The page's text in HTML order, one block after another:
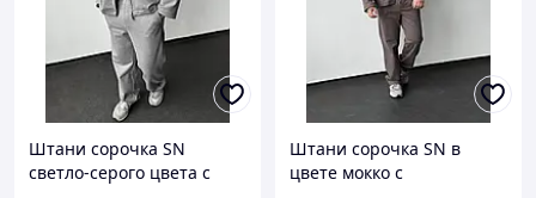
Штани сорочка SN
светло-серого цвета с
Штани сорочка SN в
цвете мокко с